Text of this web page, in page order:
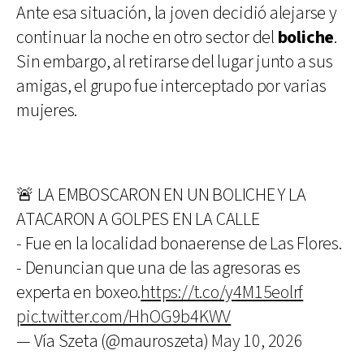
Ante esa situación, la joven decidió alejarse y
continuar la noche en otro sector del boliche.
Sin embargo, al retirarse del lugar junto a sus
amigas, el grupo fue interceptado por varias
mujeres.
🚨 LA EMBOSCARON EN UN BOLICHE Y LA
ATACARON A GOLPES EN LA CALLE
- Fue en la localidad bonaerense de Las Flores.
- Denuncian que una de las agresoras es
experta en boxeo.https://t.co/y4M15eolrf
pic.twitter.com/HhOG9b4KWV
— Vía Szeta (@mauroszeta) May 10, 2026